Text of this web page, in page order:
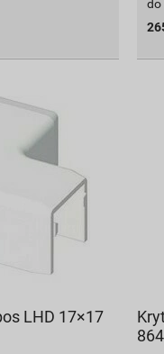
do
LHD 17×17